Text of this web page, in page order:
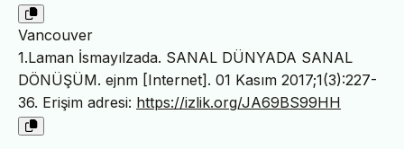
Vancouver
1.Laman İsmayılzada. SANAL DÜNYADA SANAL
DÖNÜŞÜM. ejnm [Internet]. 01 Kasım 2017;1(3):227-
36. Erişim adresi: https://izlik.org/JA69BS99HH